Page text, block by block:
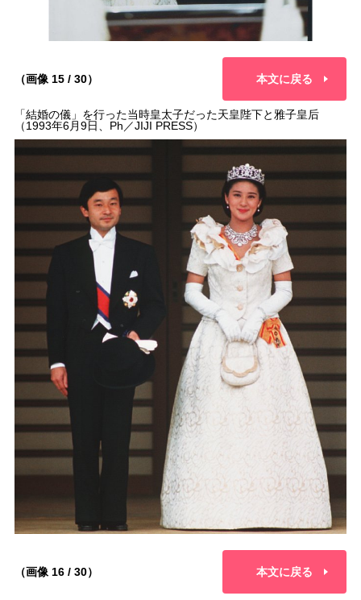
（画像 15 / 30） 本文に戻る
「結婚の儀」を行った当時皇太子だった天皇陛下と雅子皇后
（1993年6月9日、Ph／JIJI PRESS）
（画像 16 / 30） 本文に戻る